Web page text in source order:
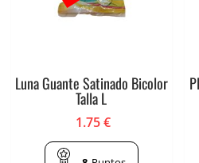
Luna Guante Satinado Bicolor
Talla L
1.75€